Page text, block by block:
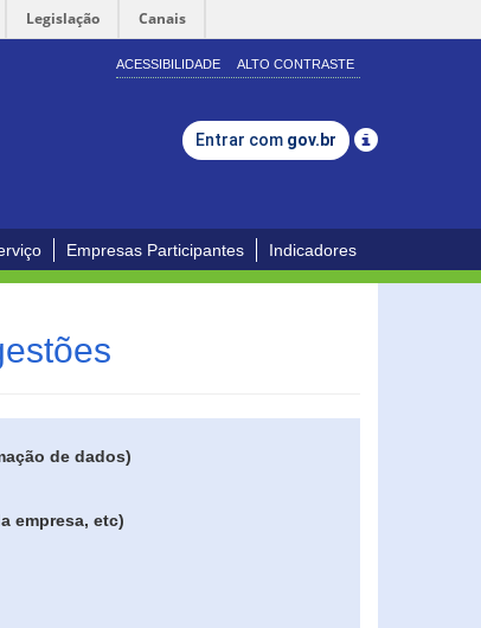
Legislação Canais
ACESSIBILIDADE ALTO CONTRASTE
Entrar com gov.br
Empresas Participantes Indicadores
de dados)
empresa, etc)